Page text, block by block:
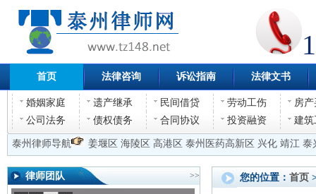
首页 法律咨询 诉讼指南 法律文书
婚姻家庭 遗产继承 民间借贷 劳动工伤
房
公司法务
债权债务 合同协议 投资融资 建筑
泰州律师导航 姜堰区 海陵区 高港区 泰州医药高新区 兴化 靖江 泰
律师团队 >> 您的位置： 首页